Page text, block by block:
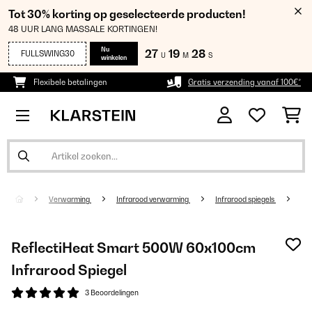
Tot 30% korting op geselecteerde producten!
48 UUR LANG MASSALE KORTINGEN!
FULLSWING30
Nu
winkelen
27 U 19 M 27 S
Flexibele betalingen Gratis verzending vanaf 100€*
Verwarming Infrarood verwarming Infrarood spiegels
ReflectiHeat Smart 500W 60x100cm
Infrarood Spiegel
3 Beoordelingen